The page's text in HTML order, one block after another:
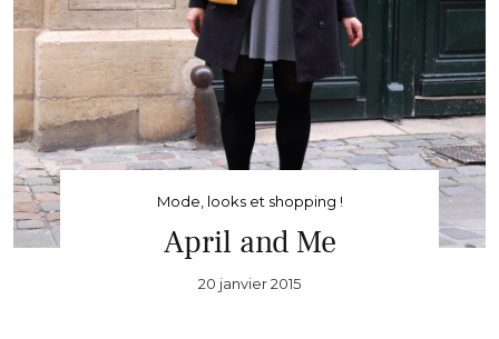
Mode, looks et shopping !
April and Me
20 janvier 2015